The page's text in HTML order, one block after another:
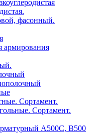
фасонный.
армирования
Сортамент.
Сортамент.
А500С, В500